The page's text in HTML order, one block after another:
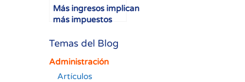
Más ingresos implican
más impuestos
Temas del Blog
Administración
Artículos